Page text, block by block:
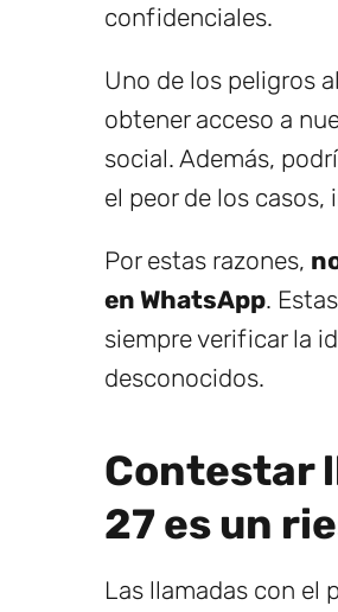
confidenciales.
Uno de los peligros
obtener acceso a
social. Además,
el peor de los casos,
Por estas razones,
en WhatsApp.
siempre verificar la
desconocidos.
Contestar
27 es un
Las llamadas con el